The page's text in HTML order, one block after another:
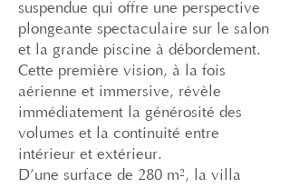
suspendue qui offre une perspective
plongeante spectaculaire sur le salon
et la grande piscine à débordement.
Cette première vision, à la fois
aérienne et immersive, révèle
immédiatement la générosité des
volumes et la continuité entre
intérieur et extérieur.
D’une surface de 280 m², la villa